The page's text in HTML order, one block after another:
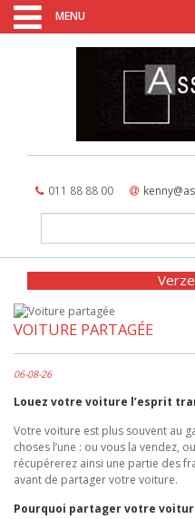
MENU
011 88 88 00
VOITURE PARTAGÉE
06-08-26
Louez votre voiture l’esprit
Votre voiture est plus souvent au
choses l’une : ou vous la vendez,
récupérerez ainsi une partie des
avant de partager votre voiture.
Pourquoi partager votre